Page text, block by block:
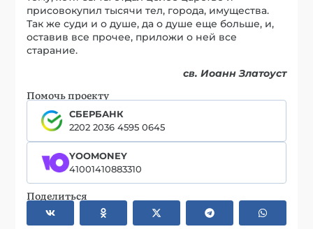
присовокупил тысячи тел, города, имущества.
Так же суди и о душе, да о душе еще больше, и,
оставив все прочее, приложи о ней все
старание.
св. Иоанн Златоуст
Помочь проекту
СБЕРБАНК
2202 2036 4595 0645
YOOMONEY
41001410883310
Поделиться